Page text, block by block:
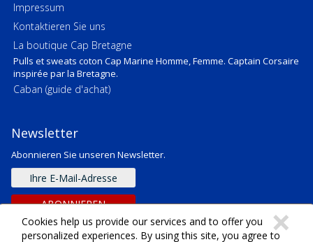
Impressum
Kontaktieren Sie uns
La boutique Cap Bretagne
Pulls et sweats coton Cap Marine Homme, Femme. Captain Corsaire
inspirée par la Bretagne.
Caban (guide d'achat)
Newsletter
Abonnieren Sie unseren Newsletter.
E-
mail
AdresseABONNIEREN ×
Cookies help us provide our services and to offer you
personalized experiences. By using this site, you agree to